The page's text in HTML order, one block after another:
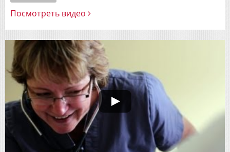
Посмотреть видео